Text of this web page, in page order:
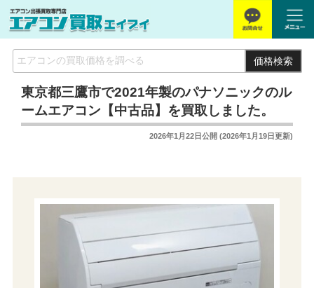
価格検索
東京都三鷹市で2021年製のパナソニックのル
ームエアコン【中古品】を買取しました。
2026年1月22日公開 (2026年1月19日更新)